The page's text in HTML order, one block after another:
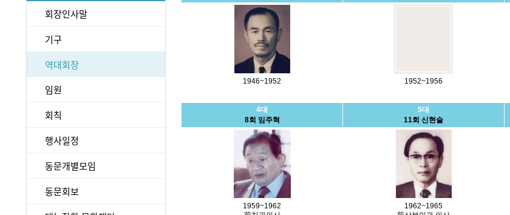
회장인사말
기구
역대회장
임원
회칙
행사일정
동문개별모임
동문회보
1946~1952 1952~1956
4대
8회 임주혁
5대
11회 신현술
1959~1962
1962~1965